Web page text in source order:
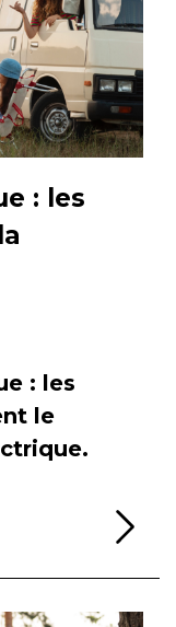
: les
: les
le